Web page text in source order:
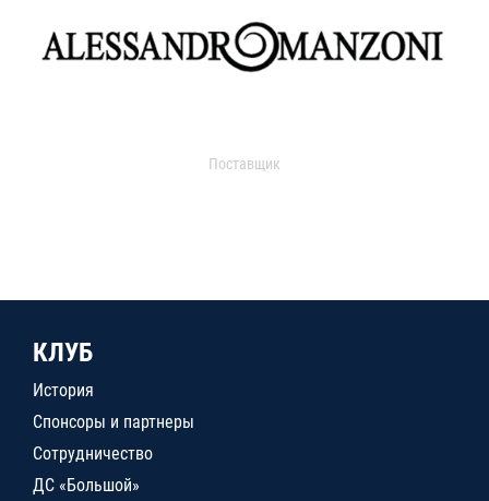
Поставщик
КЛУБ
История
Спонсоры и партнеры
Сотрудничество
ДС «Большой»